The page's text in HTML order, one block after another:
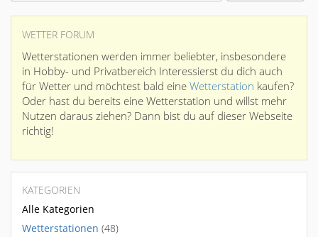
WETTER FORUM
Wetterstationen werden immer beliebter, insbesondere
in Hobby- und Privatbereich Interessierst du dich auch
für Wetter und möchtest bald eine Wetterstation kaufen?
Oder hast du bereits eine Wetterstation und willst mehr
Nutzen daraus ziehen? Dann bist du auf dieser Webseite
richtig!
KATEGORIEN
Alle Kategorien
Wetterstationen (48)